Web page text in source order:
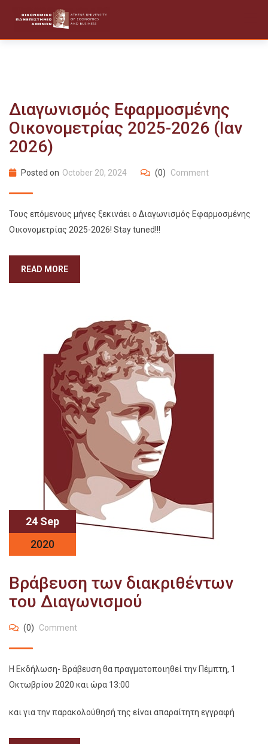
content
Διαγωνισμός Εφαρμοσμένης
Οικονομετρίας 2025-2026 (Ιαν
2026)
Posted on October 20, 2024 (0) Comment
Τους επόμενους μήνες ξεκινάει ο Διαγωνισμός Εφαρμοσμένης
Οικονομετρίας 2025-2026! Stay tuned!!!
READ MORE
24 Sep
2020
Βράβευση των διακριθέντων
του Διαγωνισμού
(0) Comment
Η Εκδήλωση- Βράβευση θα πραγματοποιηθεί την Πέμπτη, 1
Οκτωβρίου 2020 και ώρα 13:00
και για την παρακολούθησή της είναι απαραίτητη εγγραφή